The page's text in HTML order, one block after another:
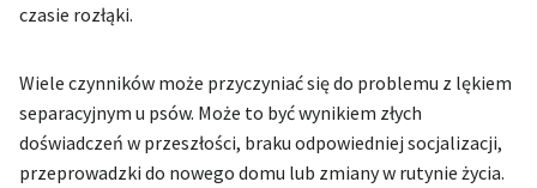
czasie rozłąki.
Wiele czynników może przyczyniać się do problemu z lękiem
separacyjnym u psów. Może to być wynikiem złych
doświadczeń w przeszłości, braku odpowiedniej socjalizacji,
przeprowadzki do nowego domu lub zmiany w rutynie życia.